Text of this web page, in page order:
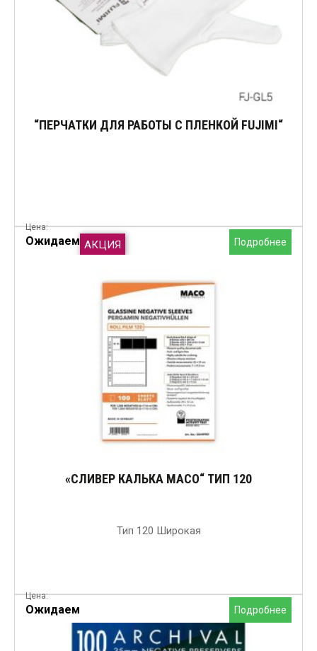
“ПЕРЧАТКИ ДЛЯ РАБОТЫ С ПЛЕНКОЙ FUJIMI“
Цена:
Ожидаем Подробнее
АКЦИЯ
«СЛИВЕР КАЛЬКА MACO“ ТИП 120
Тип 120 Широкая
Цена:
Ожидаем Подробнее